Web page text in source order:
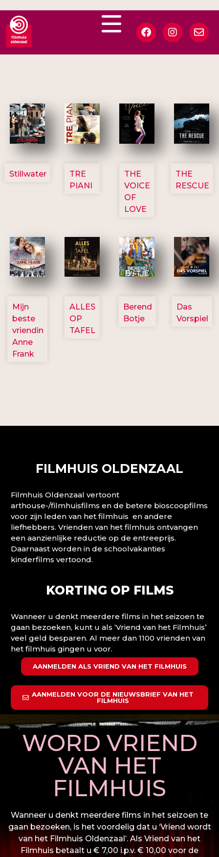
3123
Stillwater
3129
TRE
PIANI
3135
THE
VOICE
OF
LOVE
3148
THE
RESCUE
2757
Mijn
beste
vriendin
Anne
Frank
3154
ALLES
OP
TAFEL
2799
Berend
Botje
2777
Das
Vorspiel
FILMHUIS OLDENZAAL
Filmhuis Oldenzaal vertoont
arthouse-/filmhuisfilms en de betere bioscoopfilms
voor zijn leden van het filmhuis en andere
liefhebbers. Vrienden van het filmhuis ontvangen
een aanzienlijke reductie op de entreeprijs.
Daarnaast worden in de schoolvakanties
kinderfilms vertoond.
KORTING OP FILMS
Wanneer u denkt meerdere films in het seizoen te
gaan bezoeken, kunt u als ‘Vriend van het Filmhuis’
veel geld besparen. Al meer dan 1100 vrienden van
het filmhuis gingen u voor.
AANMELDEN ALS VRIEND VAN HET FILMHUIS
AANMELDEN VOOR DE NIEUWSBRIEF VAN HET
FILMHUIS
WORD VRIEND
VAN HET
FILMHUIS
Wanneer u denkt meerdere films in het seizoen te
gaan bezoeken, is het voordelig dat u ‘Vriend wordt
van het Filmhuis Oldenzaal’. Als Vriend van het
Filmhuis betaalt u € 7,00 i.p.v. € 10,00 voor de